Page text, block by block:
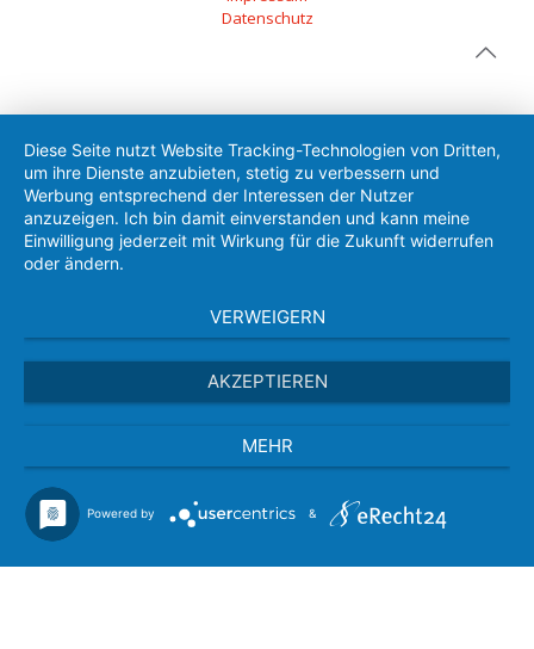
Datenschutz
Diese Seite nutzt Website Tracking-Technologien von Dritten,
um ihre Dienste anzubieten, stetig zu verbessern und
Werbung entsprechend der Interessen der Nutzer
anzuzeigen. Ich bin damit einverstanden und kann meine
Einwilligung jederzeit mit Wirkung für die Zukunft widerrufen
oder ändern.
VERWEIGERN
AKZEPTIEREN
MEHR
Powered by &